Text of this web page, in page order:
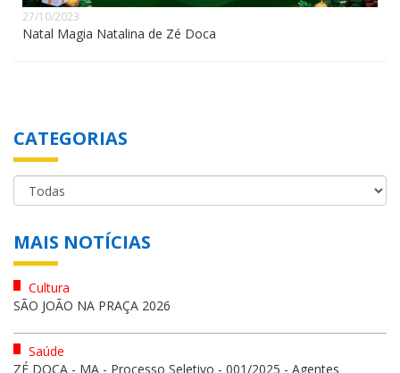
27/10/2023
Natal Magia Natalina de Zé Doca
CATEGORIAS
MAIS NOTÍCIAS
Cultura
SÃO JOÃO NA PRAÇA 2026
Saúde
ZÉ DOCA - MA - Processo Seletivo - 001/2025 - Agentes